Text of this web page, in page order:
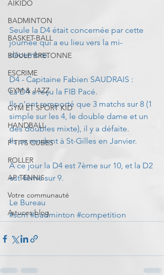
AIKIDO
BADMINTON
BASKET-BALL
BOULE BRETONNE
ESCRIME
GYM & JAZZ
GYM ET SPORT KID
HANDBALL
P'TITS CUBES
ROLLER
AP TENNIS
Votre communauté
Astuces blog
Seule la D4 était concernée par cette
journée qui a eu lieu vers la mi-
décembre.
D4 - Capitaine Fabien SAUDRAIS :
La D4 a reçu la FIB Pacé.
Ils n'ont remporté que 3 matchs sur 8 (1
simple sur les 4, le double dame et un
des doubles mixte), il y a défaite.
Ils se rendent à St-Gilles en Janvier.
A ce jour la D4 est 7ème sur 10, et la D2
est 4ème sur 9.
Le Bureau
#scm #badminton #competition